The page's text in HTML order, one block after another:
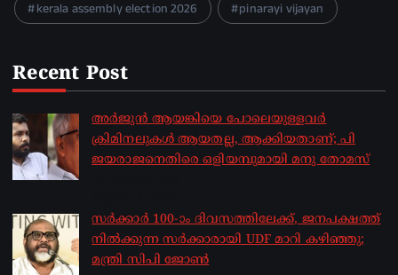
kerala assembly election 2026
pinarayi vijayan
Recent Post
അർജുൻ ആയങ്കിയെ പോലെയുള്ളവർ
ക്രിമിനലുകൾ ആയതല്ല, ആക്കിയതാണ്; പി
ജയരാജനെതിരെ ഒളിയമ്പുമായി മനു തോമസ്
സർക്കാർ 100-ാം ദിവസത്തിലേക്ക്, ജനപക്ഷത്ത്
നിൽക്കുന്ന സർക്കാരായി UDF മാറി കഴിഞ്ഞു;
മന്ത്രി സിപി ജോൺ